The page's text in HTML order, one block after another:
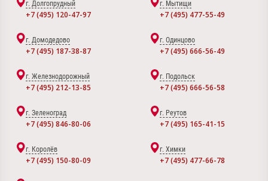
г. Долгопрудный
+7 (495) 120-47-97
г. Мытищи
+7 (495) 477-55-49
г. Домодедово
+7 (495) 187-38-87
г. Одинцово
+7 (495) 666-56-49
г. Железнодорожный
+7 (495) 212-13-85
г. Подольск
+7 (495) 666-56-58
г. Зеленоград
+7 (495) 846-80-06
г. Реутов
+7 (495) 165-41-15
г. Королёв
+7 (495) 150-80-09
г. Химки
+7 (495) 477-66-78